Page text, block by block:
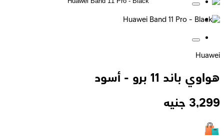
Huawei
هواوي باند 11 برو - أسود
3,299 جنيه